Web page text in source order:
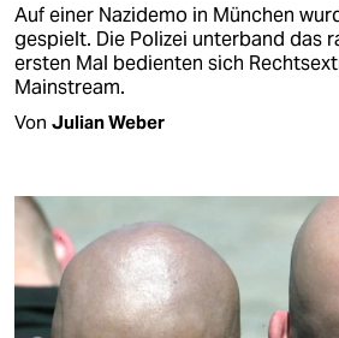
Auf einer Nazidemo in München
gespielt. Die Polizei unterband das
ersten Mal bedienten sich
Mainstream.
Von Julian Weber